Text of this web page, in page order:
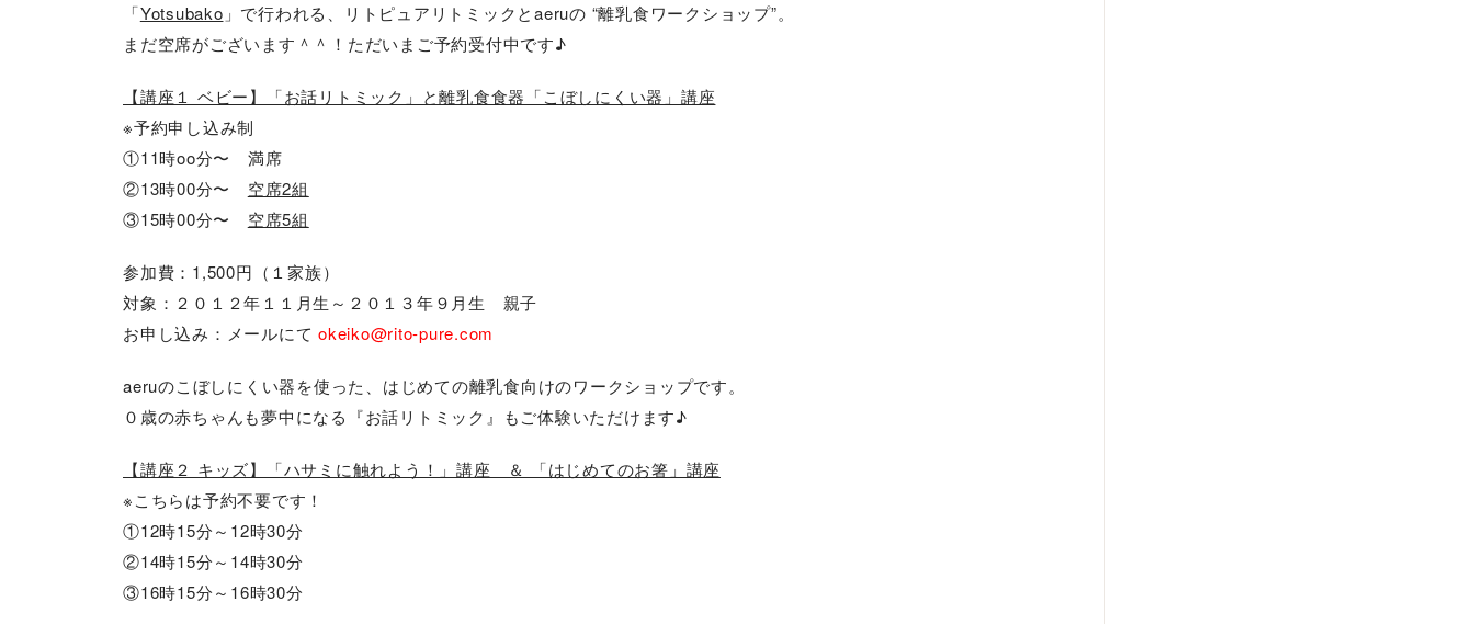
「Yotsubako 」で行われる、リトピュアリトミックとaeruの “離乳食ワークショップ”。
まだ空席がございます＾＾！ただいまご予約受付中です♪
【講座１ ベビー】「お話リトミック」と離乳食食器「こぼしにくい器」講座
※予約申し込み制
①11時oo分〜 満席
②13時00分〜 空席2組
③15時00分〜 空席5組
参加費：1,500円（１家族）
対象：２０１２年１１月生～２０１３年９月生 親子
お申し込み：メールにて okeiko@rito-pure.com
aeruのこぼしにくい器を使った、はじめての離乳食向けのワークショップです。
０歳の赤ちゃんも夢中になる『お話リトミック』もご体験いただけます♪
【講座２ キッズ】「ハサミに触れよう！」講座 ＆ 「はじめてのお箸」講座
※こちらは予約不要です！
①12時15分～12時30分
②14時15分～14時30分
③16時15分～16時30分